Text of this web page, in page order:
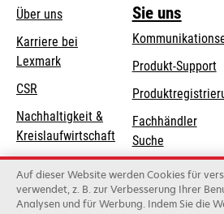
Über uns
Karriere bei
Lexmark
CSR
Nachhaltigkeit &
Kreislaufwirtschaft
Lexmark-Partner
Sie uns
wird
in
einer
neuen
Registerkarte
geöffnet
Produkt-Support
Fachhändler
Suche
Lexmark
Distributoren
Auf dieser Website werden Cookies für
verwendet, z. B. zur Verbesserung Ihrer
Analysen und für Werbung. Indem Sie die